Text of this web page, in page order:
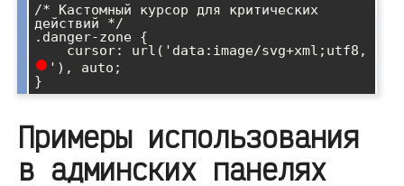
/* Кастомный курсор для критических
действий */
.danger-zone {
    cursor: url('data:image/svg+xml;utf8,
'), auto;
Примеры использования
в админских панелях